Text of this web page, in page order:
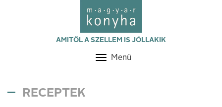
AMITŐL A SZELLEM IS JÓLLAKIK
Toggle
Menü
RECEPTEK